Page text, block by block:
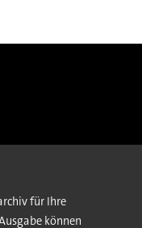
für Ihre
können